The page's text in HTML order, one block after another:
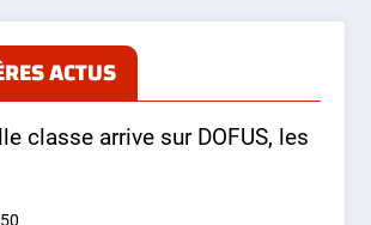
ACTUS
classe arrive sur DOFUS, les